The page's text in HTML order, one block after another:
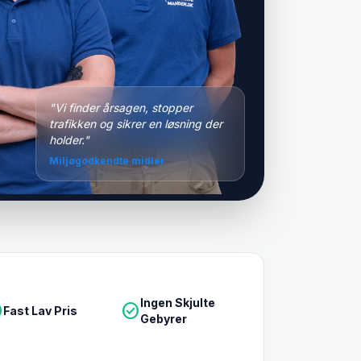
"Vi finder årsagen, stopper
trafikken og sikrer en løsning der
holder."
Miljøgodkendte midler
Fast Lav Pris check_circleIngen Skjulte
Gebyrer